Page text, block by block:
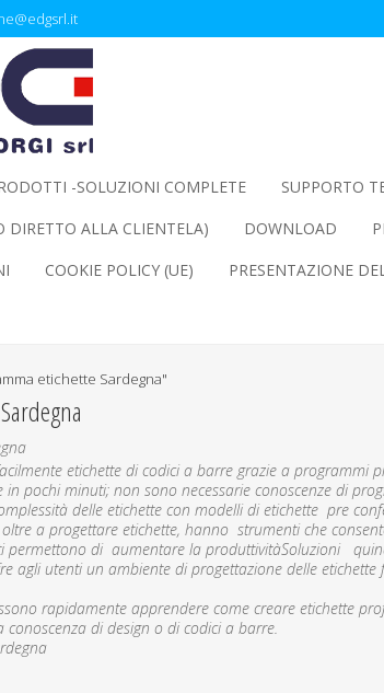
-SOLUZIONI COMPLETE SUPPORTO
DIRETTO ALLA CLIENTELA)
DOWNLOAD
COOKIE POLICY (UE) PRESENTAZIONE
etichette Sardegna"
etichette di codici a barre grazie a programmi
in pochi minuti; non sono necessarie conoscenze di
delle etichette con modelli di etichette pre
a progettare etichette, hanno strumenti che
permettono di aumentare la produttivitàSoluzioni
agli utenti un ambiente di progettazione delle etichette
rapidamente apprendere come creare etichette
conoscenza di design o di codici a barre.